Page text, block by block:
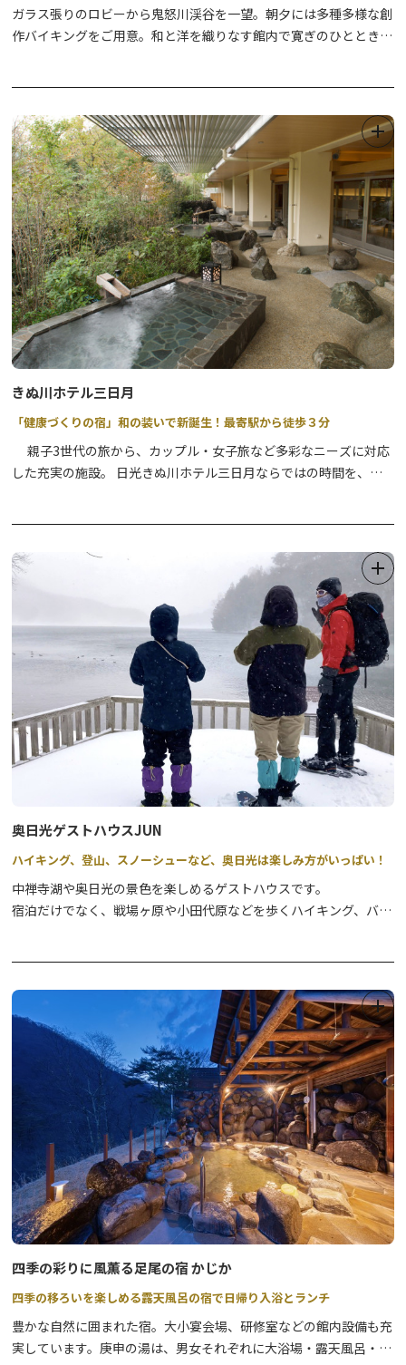
ガラス張りのロビーから鬼怒川渓谷を一望。朝夕には多種多様な創
作バイキングをご用意。和と洋を織りなす館内で寛ぎのひととき
きぬ川ホテル三日月
「健康づくりの宿」和の装いで新誕生！最寄駅から徒歩３分
親子3世代の旅から、カップル・女子旅など多彩なニーズに対応
した充実の施設。 日光きぬ川ホテル三日月ならではの時間を、心
奥日光ゲストハウスJUN
ハイキング、登山、スノーシューなど、奥日光は楽しみ方がいっぱい！
中禅寺湖や奥日光の景色を楽しめるゲストハウスです。
宿泊だけでなく、戦場ヶ原や小田代原などを歩くハイキング、バー
初心者向けのツアーや、ご希望に応じてカスタマイズ可能な貸切ツ
アーにも対応していますので、どうぞお気軽にお問合せください
＜個人向け＞
●ネイチャーツアー（グリーンシーズン）
奥日光の自然を楽しむハイキング・トレッキングツアーです。
●初心者向けバードウォッチングツアー
奥日光で見られる鳥を探しながら自然を楽しむツアーです。
※双眼鏡のレンタル込み
●奥日光登山ツアー
資格を持つプロのガイドと行く、安心安全の登山ツアーです。
●スノーシューツアー
奥日光のパウダースノーを楽しむ、話題のスノーシューツアーで
す。
四季の彩りに風薫る足尾の宿 かじか
四季の移ろいを楽しめる露天風呂の宿で日帰り入浴とランチ
豊かな自然に囲まれた宿。大小宴会場、研修室などの館内設備も充
実しています。庚申の湯は、男女それぞれに大浴場・露天風呂・サ